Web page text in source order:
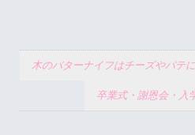
木のバターナイフはチーズやパテ
卒業式・謝恩会・入